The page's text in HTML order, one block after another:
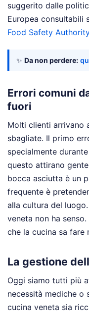
suggerito dalle
Europea consultabili
Food Safety Authority
✨ Da non perdere:
Errori comuni
fuori
Molti clienti arrivano
sbagliate. Il primo
specialmente
questo attirano
bocca asciutta è un
frequente è
alla cultura del
veneta non ha
che la cucina sa fare
La gestione
Oggi siamo tutti più
necessità mediche o
cucina veneta sia